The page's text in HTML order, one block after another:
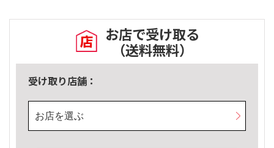
お店で受け取る
（送料無料）
受け取り店舗：
お店を選ぶ